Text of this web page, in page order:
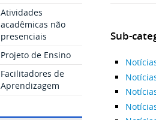
Atividades
acadêmicas não
presenciais
Projeto de Ensino
Facilitadores de
Aprendizagem
Sub-